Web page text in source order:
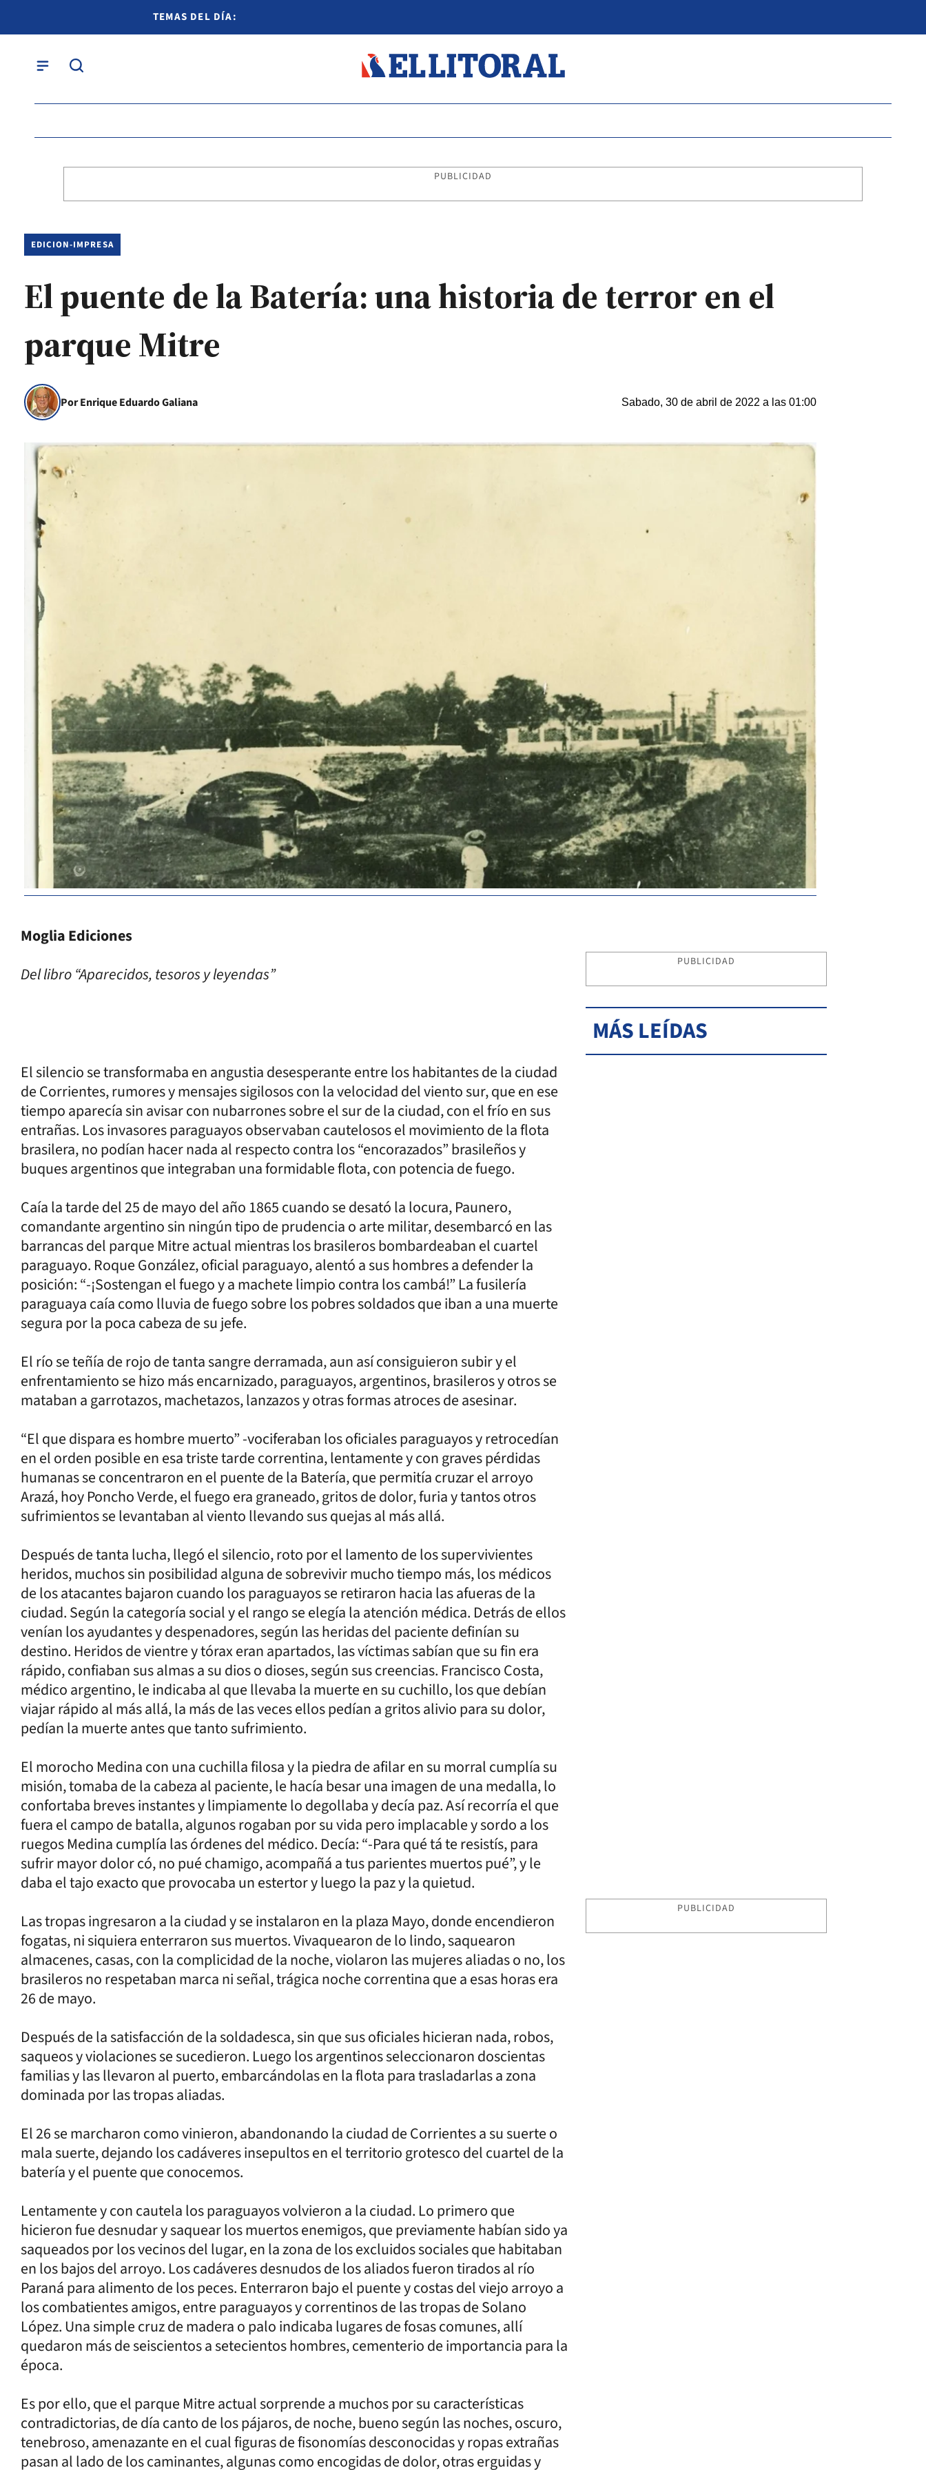
TEMAS DEL DÍA:
PUBLICIDAD
EDICION-IMPRESA
El puente de la Batería: una historia de terror en el
parque Mitre
Por Enrique Eduardo Galiana Sabado, 30 de abril de 2022 a las 01:00
Moglia Ediciones
Del libro “Aparecidos, tesoros y leyendas”
El silencio se transformaba en angustia desesperante entre los habitantes de la ciudad
de Corrientes, rumores y mensajes sigilosos con la velocidad del viento sur, que en ese
tiempo aparecía sin avisar con nubarrones sobre el sur de la ciudad, con el frío en sus
entrañas. Los invasores paraguayos observaban cautelosos el movimiento de la flota
brasilera, no podían hacer nada al respecto contra los “encorazados” brasileños y
buques argentinos que integraban una formidable flota, con potencia de fuego.
Caía la tarde del 25 de mayo del año 1865 cuando se desató la locura, Paunero,
comandante argentino sin ningún tipo de prudencia o arte militar, desembarcó en las
barrancas del parque Mitre actual mientras los brasileros bombardeaban el cuartel
paraguayo. Roque González, oficial paraguayo, alentó a sus hombres a defender la
posición: “-¡Sostengan el fuego y a machete limpio contra los cambá!” La fusilería
paraguaya caía como lluvia de fuego sobre los pobres soldados que iban a una muerte
segura por la poca cabeza de su jefe.
El río se teñía de rojo de tanta sangre derramada, aun así consiguieron subir y el
enfrentamiento se hizo más encarnizado, paraguayos, argentinos, brasileros y otros se
mataban a garrotazos, machetazos, lanzazos y otras formas atroces de asesinar.
“El que dispara es hombre muerto” -vociferaban los oficiales paraguayos y retrocedían
en el orden posible en esa triste tarde correntina, lentamente y con graves pérdidas
humanas se concentraron en el puente de la Batería, que permitía cruzar el arroyo
Arazá, hoy Poncho Verde, el fuego era graneado, gritos de dolor, furia y tantos otros
sufrimientos se levantaban al viento llevando sus quejas al más allá.
Después de tanta lucha, llegó el silencio, roto por el lamento de los supervivientes
heridos, muchos sin posibilidad alguna de sobrevivir mucho tiempo más, los médicos
de los atacantes bajaron cuando los paraguayos se retiraron hacia las afueras de la
ciudad. Según la categoría social y el rango se elegía la atención médica. Detrás de ellos
venían los ayudantes y despenadores, según las heridas del paciente definían su
destino. Heridos de vientre y tórax eran apartados, las víctimas sabían que su fin era
rápido, confiaban sus almas a su dios o dioses, según sus creencias. Francisco Costa,
médico argentino, le indicaba al que llevaba la muerte en su cuchillo, los que debían
viajar rápido al más allá, la más de las veces ellos pedían a gritos alivio para su dolor,
pedían la muerte antes que tanto sufrimiento.
El morocho Medina con una cuchilla filosa y la piedra de afilar en su morral cumplía su
misión, tomaba de la cabeza al paciente, le hacía besar una imagen de una medalla, lo
confortaba breves instantes y limpiamente lo degollaba y decía paz. Así recorría el que
fuera el campo de batalla, algunos rogaban por su vida pero implacable y sordo a los
ruegos Medina cumplía las órdenes del médico. Decía: “-Para qué tá te resistís, para
sufrir mayor dolor có, no pué chamigo, acompañá a tus parientes muertos pué”, y le
daba el tajo exacto que provocaba un estertor y luego la paz y la quietud.
Las tropas ingresaron a la ciudad y se instalaron en la plaza Mayo, donde encendieron
fogatas, ni siquiera enterraron sus muertos. Vivaquearon de lo lindo, saquearon
almacenes, casas, con la complicidad de la noche, violaron las mujeres aliadas o no, los
brasileros no respetaban marca ni señal, trágica noche correntina que a esas horas era
26 de mayo.
Después de la satisfacción de la soldadesca, sin que sus oficiales hicieran nada, robos,
saqueos y violaciones se sucedieron. Luego los argentinos seleccionaron doscientas
familias y las llevaron al puerto, embarcándolas en la flota para trasladarlas a zona
dominada por las tropas aliadas.
El 26 se marcharon como vinieron, abandonando la ciudad de Corrientes a su suerte o
mala suerte, dejando los cadáveres insepultos en el territorio grotesco del cuartel de la
batería y el puente que conocemos.
Lentamente y con cautela los paraguayos volvieron a la ciudad. Lo primero que
hicieron fue desnudar y saquear los muertos enemigos, que previamente habían sido ya
saqueados por los vecinos del lugar, en la zona de los excluidos sociales que habitaban
en los bajos del arroyo. Los cadáveres desnudos de los aliados fueron tirados al río
Paraná para alimento de los peces. Enterraron bajo el puente y costas del viejo arroyo a
los combatientes amigos, entre paraguayos y correntinos de las tropas de Solano
López. Una simple cruz de madera o palo indicaba lugares de fosas comunes, allí
quedaron más de seiscientos a setecientos hombres, cementerio de importancia para la
época.
Es por ello, que el parque Mitre actual sorprende a muchos por su características
contradictorias, de día canto de los pájaros, de noche, bueno según las noches, oscuro,
tenebroso, amenazante en el cual figuras de fisonomías desconocidas y ropas extrañas
pasan al lado de los caminantes, algunas como encogidas de dolor, otras erguidas y
PUBLICIDAD
MÁS LEÍDAS
PUBLICIDAD